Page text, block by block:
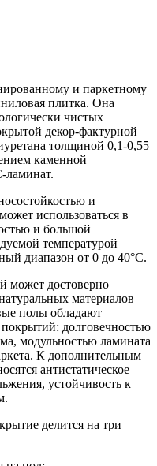
и паркетному
плитка. Она
чистых
декор-фактурной
толщиной 0,1-0,55
каменной
ламинат.
и
использоваться в
и большой
температурой
диапазон от 0 до 40°С.
может достоверно
материалов —
полы обладают
долговечностью
модульностью ламината
К дополнительным
антистатическое
устойчивость к
делится на три